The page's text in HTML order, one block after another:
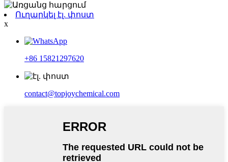
Ուղարկել էլ. փոստ
x
+86 15821297620
contact@topjoychemical.com